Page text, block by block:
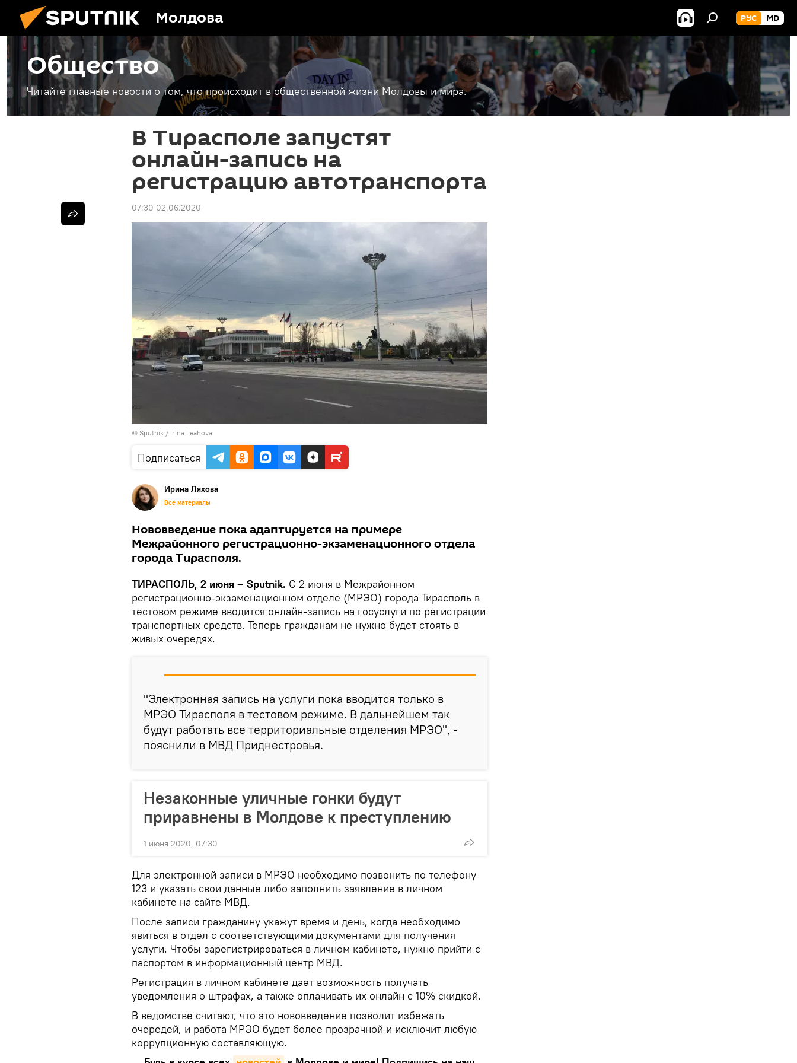
Молдова РУС MD
Общество
Читайте главные новости о том, что происходит в общественной жизни Молдовы и мира.
В Тирасполе запустят
онлайн-запись на
регистрацию автотранспорта
07:30 02.06.2020
© Sputnik / Irina Leahova
Подписаться
Ирина Ляхова
Все материалы
Нововведение пока адаптируется на примере
Межрайонного регистрационно-экзаменационного отдела
города Тирасполя.
ТИРАСПОЛЬ, 2 июня – Sputnik. С 2 июня в Межрайонном
регистрационно-экзаменационном отделе (МРЭО) города Тирасполь в
тестовом режиме вводится онлайн-запись на госуслуги по регистрации
транспортных средств. Теперь гражданам не нужно будет стоять в
живых очередях.
"Электронная запись на услуги пока вводится только в
МРЭО Тирасполя в тестовом режиме. В дальнейшем так
будут работать все территориальные отделения МРЭО", -
пояснили в МВД Приднестровья.
Незаконные уличные гонки будут
приравнены в Молдове к преступлению
1 июня 2020, 07:30
Для электронной записи в МРЭО необходимо позвонить по телефону
123 и указать свои данные либо заполнить заявление в личном
кабинете на сайте МВД.
После записи гражданину укажут время и день, когда необходимо
явиться в отдел с соответствующими документами для получения
услуги. Чтобы зарегистрироваться в личном кабинете, нужно прийти с
паспортом в информационный центр МВД.
Регистрация в личном кабинете дает возможность получать
уведомления о штрафах, а также оплачивать их онлайн с 10% скидкой.
В ведомстве считают, что это нововведение позволит избежать
очередей, и работа МРЭО будет более прозрачной и исключит любую
коррупционную составляющую.